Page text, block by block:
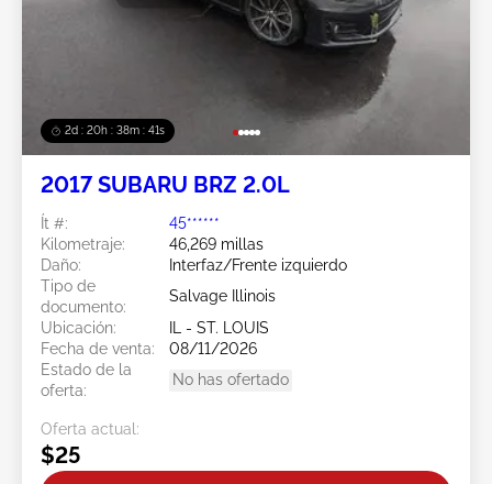
2d : 20h : 38m : 38s
2017 SUBARU BRZ 2.0L
Ít #:
45******
Kilometraje:
46,269 millas
Daño:
Interfaz/Frente izquierdo
Tipo de
documento:
Salvage Illinois
Ubicación:
IL - ST. LOUIS
Fecha de venta:
08/11/2026
Estado de la
oferta:
No has ofertado
Oferta actual:
$25